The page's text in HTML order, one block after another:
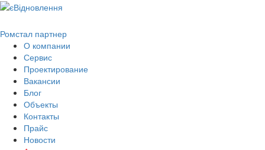
Ромстал партнер
О компании
Сервис
Проектирование
Вакансии
Блог
Объекты
Контакты
Прайс
Новости